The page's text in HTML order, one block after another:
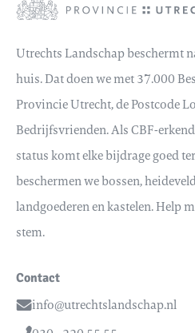
Utrechts Landschap beschermt
huis. Dat doen we met 37.000
Provincie Utrecht, de Postcode
Bedrijfsvrienden. Als CBF-
status komt elke bijdrage goed
beschermen we bossen,
landgoederen en kastelen. Help
stem.
Contact
Email
info@utrechtslandschap.nl